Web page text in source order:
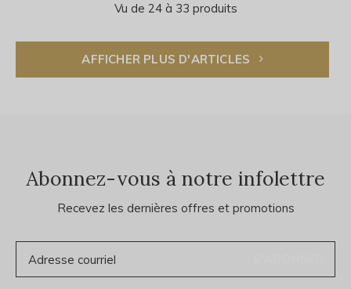
Vu de 24 à 33 produits
AFFICHER PLUS D'ARTICLES
Abonnez-vous à notre infolettre
Recevez les dernières offres et promotions